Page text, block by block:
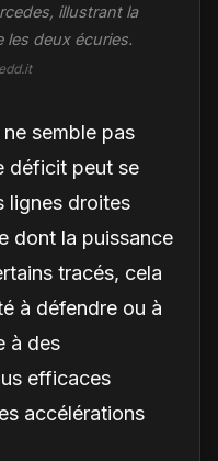
illustrant la
deux écuries.
semble pas
déficit peut se
lignes droites
dont la puissance
tracés, cela
à défendre ou à
à des
efficaces
accélérations